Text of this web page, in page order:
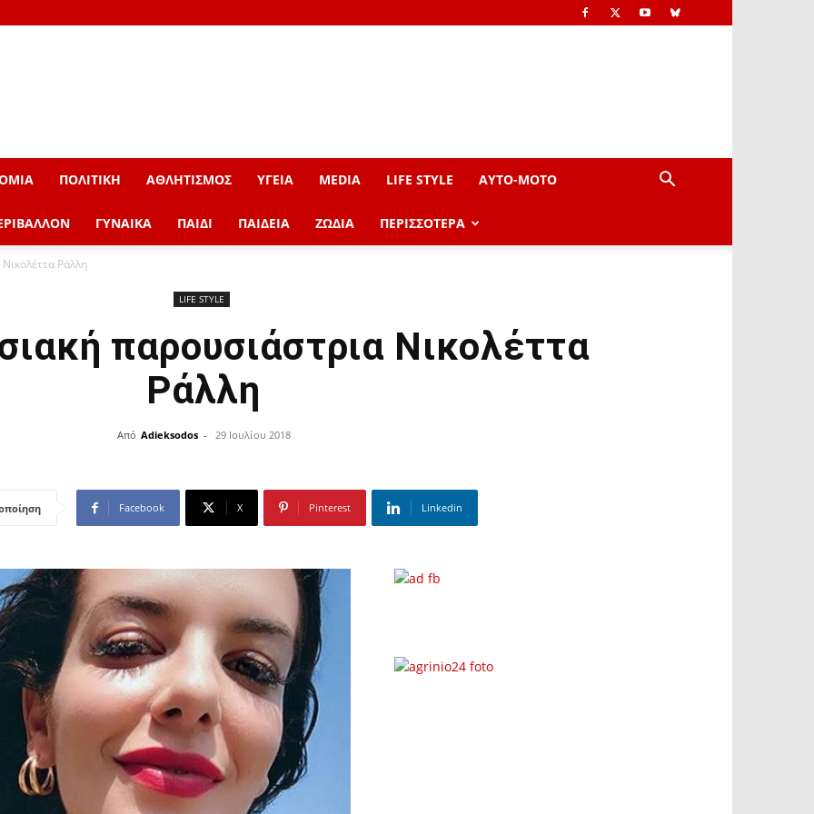
ΠΟΛΙΤΙΚΗ ΑΘΛΗΤΙΣΜΟΣ ΥΓΕΙΑ MEDIA LIFE STYLE AYTO-ΜOTO
ΓΥΝΑΙΚΑ ΠΑΙΔΙ ΠΑΙΔΕΙΑ ΖΩΔΙΑ ΠΕΡΙΣΣΟΤΕΡΑ
Ράλλη
LIFE STYLE
παρουσιάστρια Νικολέττα
Ράλλη
Από Adieksodos - 29 Ιουλίου 2018
Facebook X Pinterest Linkedin